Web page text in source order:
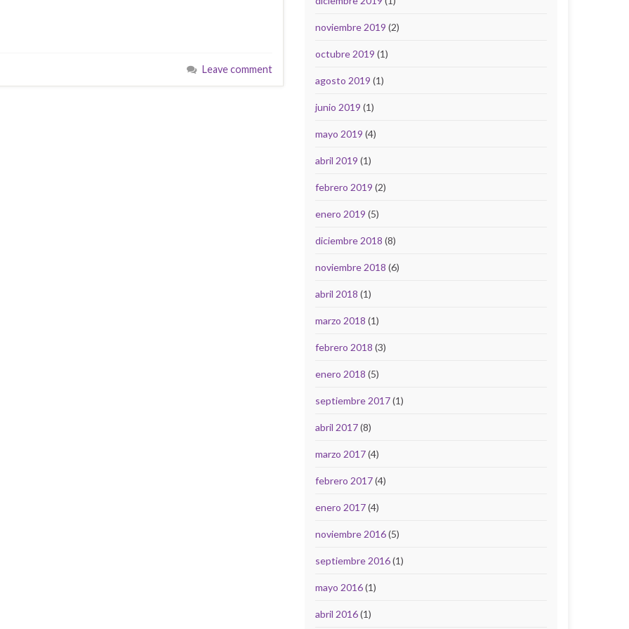
Leave comment
noviembre 2019 (2)
octubre 2019 (1)
agosto 2019 (1)
junio 2019 (1)
mayo 2019 (4)
abril 2019 (1)
febrero 2019 (2)
enero 2019 (5)
diciembre 2018 (8)
noviembre 2018 (6)
abril 2018 (1)
marzo 2018 (1)
febrero 2018 (3)
enero 2018 (5)
septiembre 2017(1)
abril 2017(8)
marzo 2017(4)
febrero 2017(4)
enero 2017(4)
noviembre 2016(5)
septiembre 2016(1)
mayo 2016(1)
abril 2016(1)